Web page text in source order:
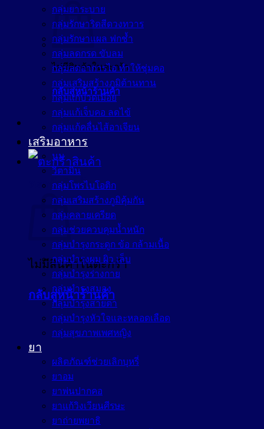
ไม่มีสินค้าในตะกร้า
กลับสู่หน้าร้านค้า
ตะกร้าสินค้า
ไม่มีสินค้าในตะกร้า
กลับสู่หน้าร้านค้า
กลุ่มยาระบาย
กลุ่มรักษาริดสีดวงทวาร
กลุ่มรักษาแผล ฟกช้ำ
กลุ่มลดกรด ขับลม
กลุ่มลดอาการไอ ทำให้ชุ่มคอ
กลุ่มเสริมสร้างภูมิต้านทาน
กลุ่มแก้ปวดเมื่อย
กลุ่มแก้เจ็บคอ ลดไข้
กลุ่มแก้คลื่นไส้อาเจียน
เสริมอาหาร
นม
วิตามิน
กลุ่มโพรไบโอติก
กลุ่มเสริมสร้างภูมิคุ้มกัน
กลุ่มคลายเครียด
กลุ่มช่วยควบคุมน้ำหนัก
กลุ่มบำรุงกระดูก ข้อ กล้ามเนื้อ
กลุ่มบำรุงผม ผิว เล็บ
กลุ่มบำรุงร่างกาย
กลุ่มบำรุงสมอง
กลุ่มบำรุงสายตา
กลุ่มบำรุงหัวใจและหลอดเลือด
กลุ่มสุขภาพเพศหญิง
ยา
ผลิตภัณฑ์ช่วยเลิกบุหรี่
ยาอม
ยาพ่นปากคอ
ยาแก้วิงเวียนศีรษะ
ยาถ่ายพยาธิ